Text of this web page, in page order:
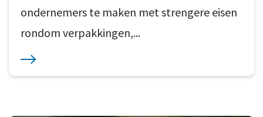
ondernemers te maken met strengere eisen
rondom verpakkingen,...